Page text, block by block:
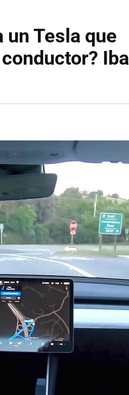
un Tesla que
Iba